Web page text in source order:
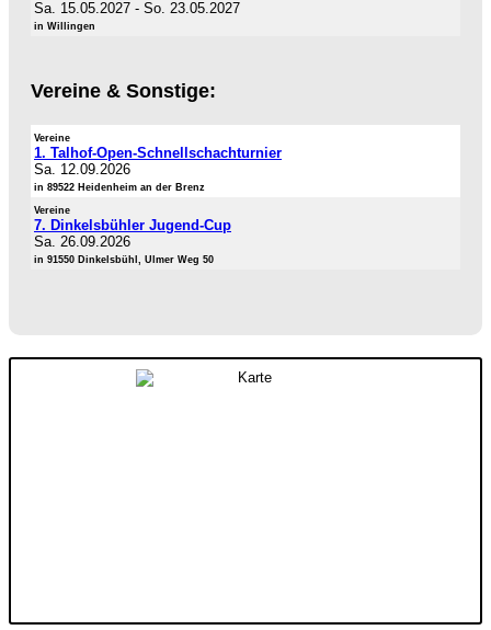
Sa. 15.05.2027 - So. 23.05.2027
in Willingen
Vereine & Sonstige:
Vereine
1. Talhof-Open-Schnellschachturnier
Sa. 12.09.2026
in 89522 Heidenheim an der Brenz
Vereine
7. Dinkelsbühler Jugend-Cup
Sa. 26.09.2026
in 91550 Dinkelsbühl, Ulmer Weg 50